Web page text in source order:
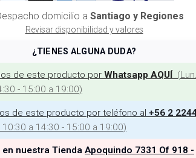
domicilio a Santiago y Regiones
Revisar disponibilidad y valores
¿TIENES ALGUNA DUDA?
de este producto por Whatsapp AQUÍ (
- 15:00 a 19:00)
de este producto por teléfono al +56 2
10:30 a 14:30 - 15:00 a 19:00)
nuestra Tienda Apoquindo 7331 Of 918 -